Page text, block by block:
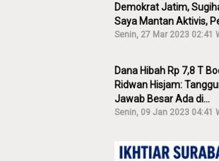
Demokrat Jatim,
Saya Mantan Aktivis,
Sekali Kalau Ada yang
Senin, 27 Mar 2023 02:41
Dana Hibah Rp 7,8 T
Ridwan Hisjam:
Jawab Besar Ada di
Pemprov, Bukan DPRD
Senin, 09 Jan 2023 04:41